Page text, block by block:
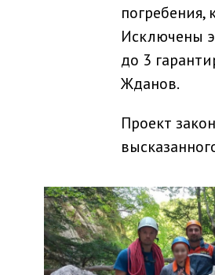
Исключены
до 3
Жданов.
Проект